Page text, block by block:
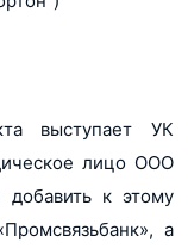
выступает УК
лицо ООО
к этому
а